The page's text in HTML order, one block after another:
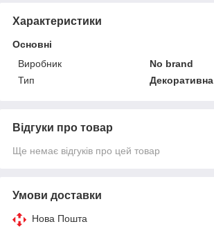
Характеристики
Основні
Виробник
No brand
Тип
Декоративна
Відгуки про товар
Ще немає відгуків про цей товар
Умови доставки
Нова Пошта